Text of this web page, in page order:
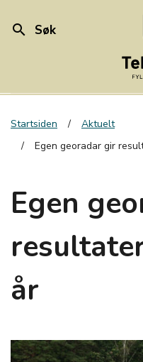
search Søk
Startsiden
Aktuelt
Egen georadar gir
Egen
år